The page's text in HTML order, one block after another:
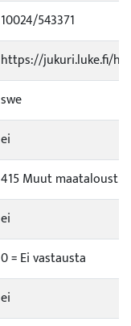
10024/543371
https://jukuri.luke.fi/
swe
ei
415 Muut
ei
0 = Ei vastausta
ei